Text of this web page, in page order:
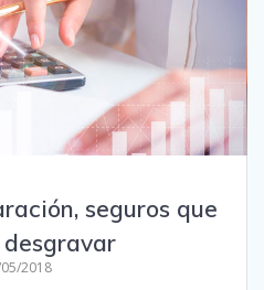
seguros que
desgravar
2018